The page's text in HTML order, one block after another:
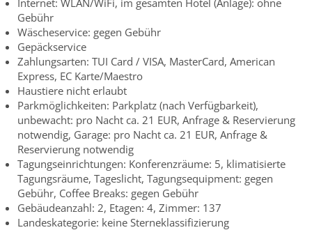
Gebühr
Wäscheservice: gegen Gebühr
Gepäckservice
Zahlungsarten: TUI Card / VISA, MasterCard, American
Express, EC Karte/Maestro
Haustiere nicht erlaubt
Parkmöglichkeiten: Parkplatz (nach Verfügbarkeit),
unbewacht: pro Nacht ca. 21 EUR, Anfrage & Reservierung
notwendig, Garage: pro Nacht ca. 21 EUR, Anfrage &
Reservierung notwendig
Tagungseinrichtungen: Konferenzräume: 5, klimatisierte
Tagungsräume, Tageslicht, Tagungsequipment: gegen
Gebühr, Coffee Breaks: gegen Gebühr
Gebäudeanzahl: 2, Etagen: 4, Zimmer: 137
Landeskategorie: keine Sterneklassifizierung